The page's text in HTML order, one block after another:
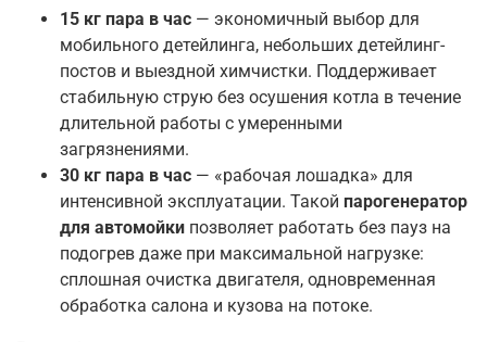
15 кг пара в час — экономичный выбор для
мобильного детейлинга, небольших детейлинг-
постов и выездной химчистки. Поддерживает
стабильную струю без осушения котла в течение
длительной работы с умеренными
загрязнениями.
30 кг пара в час — «рабочая лошадка» для
интенсивной эксплуатации. Такой парогенератор
для автомойки позволяет работать без пауз на
подогрев даже при максимальной нагрузке:
сплошная очистка двигателя, одновременная
обработка салона и кузова на потоке.